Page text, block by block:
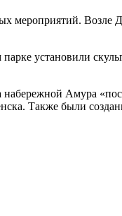
мероприятий. Возле
установили
набережной Амура
Также были